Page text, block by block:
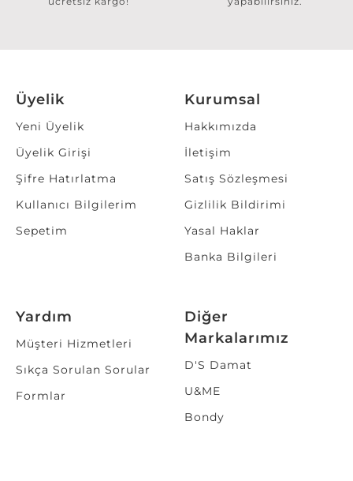
Üyelik
Yeni Üyelik
Üyelik Girişi
Şifre Hatırlatma
Kullanıcı Bilgilerim
Sepetim
Kurumsal
Hakkımızda
İletişim
Satış Sözleşmesi
Gizlilik Bildirimi
Yasal Haklar
Banka Bilgileri
Yardım
Müşteri Hizmetleri
Sıkça Sorulan Sorular
Formlar
Diğer
Markalarımız
D'S Damat
U&ME
Bondy